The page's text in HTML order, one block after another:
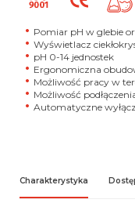
Pomiar pH w glebie
Wyświetlacz
pH 0-14 jednostek
Ergonomiczna
Możliwość pracy w
Możliwość
Automatyczne
Charakterystyka